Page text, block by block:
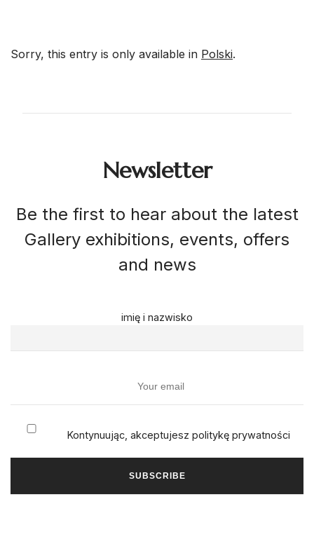
Sorry, this entry is only available in Polski.
Newsletter
Be the first to hear about the latest
Gallery exhibitions, events, offers
and news
imię i nazwisko
Kontynuując, akceptujesz politykę prywatności